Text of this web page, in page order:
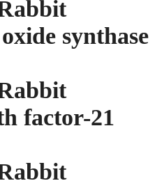
synthase
factor-21